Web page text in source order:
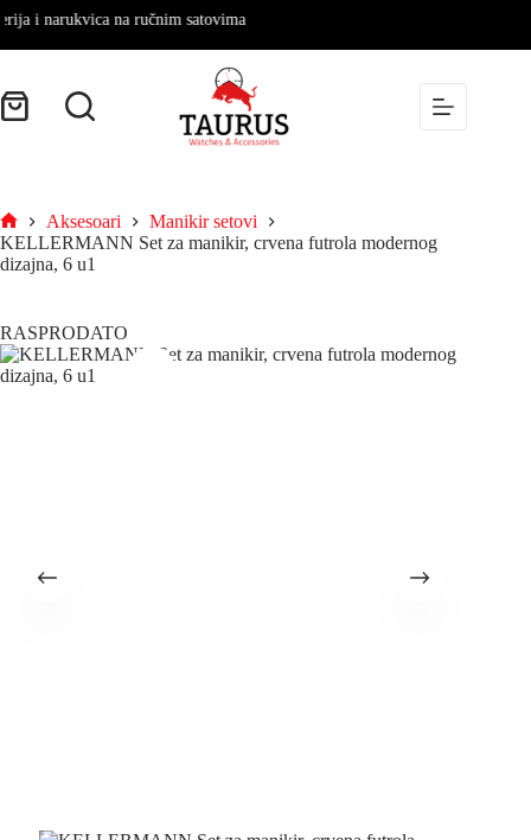
i narukvica na ručnim satovima
Aksesoari
Manikir setovi
KELLERMANN Set za manikir, crvena futrola modernog
dizajna, 6 u1
RASPRODATO